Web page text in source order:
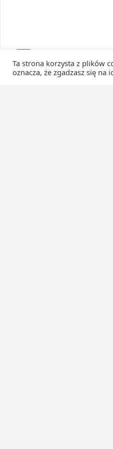
Ta strona korzysta z plików
oznacza, że zgadzasz się na